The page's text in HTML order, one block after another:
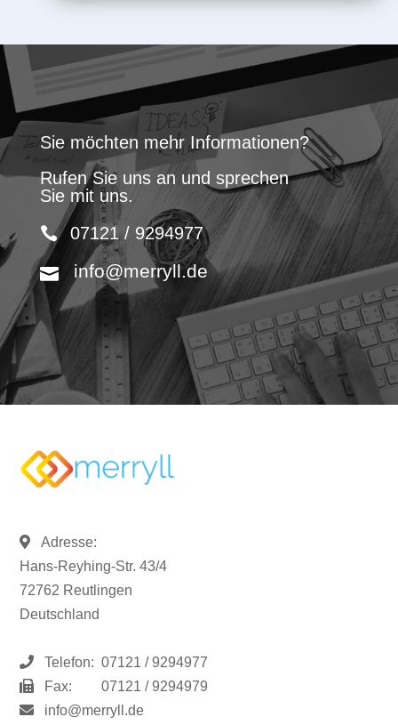
Sie möchten mehr Informationen?
Rufen Sie uns an und sprechen
Sie mit uns.
07121 / 9294977
info@merryll.de
Adresse:
Hans-Reyhing-Str. 43/4
72762 Reutlingen
Deutschland
Telefon: 07121 / 9294977
Fax:
07121 / 9294979
info@merryll.de